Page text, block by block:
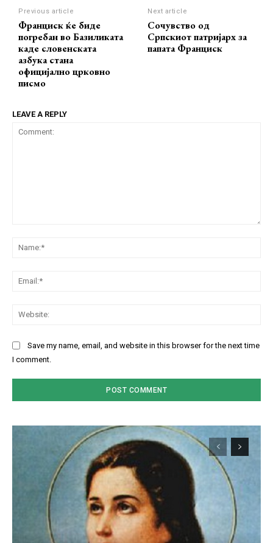
Previous article
Франциск ќе биде
погребан во Базиликата
каде словенската
азбука стана
официјално црковно
писмо
Next article
Сочувство од
Српскиот патријарх за
папата Франциск
LEAVE A REPLY
Save my name, email, and website in this browser for the next time
I comment.